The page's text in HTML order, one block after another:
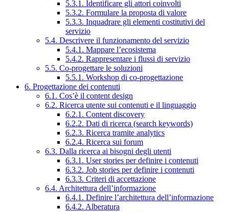
5.3.1. Identificare gli attori coinvolti
5.3.2. Formulare la proposta di valore
5.3.3. Inquadrare gli elementi costitutivi del
servizio
5.4. Descrivere il funzionamento del servizio
5.4.1. Mappare l’ecosistema
5.4.2. Rappresentare i flussi di servizio
5.5. Co-progettare le soluzioni
5.5.1. Workshop di co-progettazione
6. Progettazione dei contenuti
6.1. Cos’è il content design
6.2. Ricerca utente sui contenuti e il linguaggio
6.2.1. Content discovery
6.2.2. Dati di ricerca (search keywords)
6.2.3. Ricerca tramite analytics
6.2.4. Ricerca sui forum
6.3. Dalla ricerca ai bisogni degli utenti
6.3.1. User stories per definire i contenuti
6.3.2. Job stories per definire i contenuti
6.3.3. Criteri di accettazione
6.4. Architettura dell’informazione
6.4.1. Definire l’architettura dell’informazione
6.4.2. Alberatura